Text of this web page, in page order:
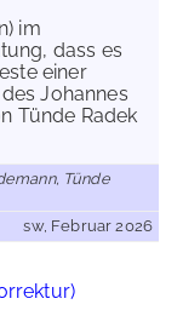
im
dass es
einer
Johannes
Tünde Radek
Tünde
sw, Februar 2026